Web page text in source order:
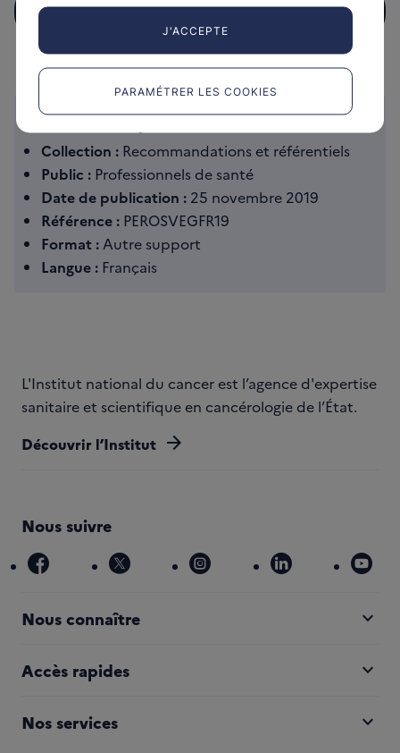
Télécharger(2 MB)
Télécharger Médicaments ciblant VEGFR : axitinib,
Caractéristiques
Collection : Recommandations et référentiels
Public : Professionnels de santé
Date de publication : 25 novembre 2019
Référence : PEROSVEGFR19
Format : Autre support
Langue : Français
L'Institut national du cancer est l’agence d'expertise
sanitaire et scientifique en cancérologie de l’État.
Découvrir l’Institut arrow_forward
Nous suivre
facebook x instagram linkedin
Nous connaître expand_more
Accès rapides expand_more
Nos services expand_more
J'ACCEPTE
PARAMÉTRER LES COOKIES